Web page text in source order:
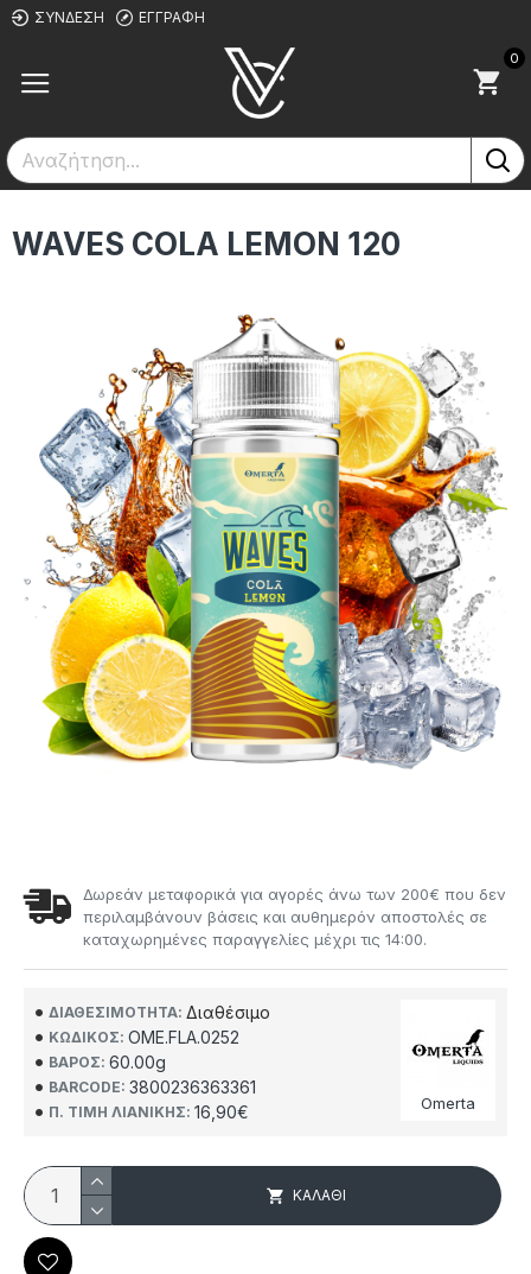
ΣΎΝΔΕΣΗ ΕΓΓΡΑΦΉ
0
WAVES COLA LEMON 120
Δωρεάν μεταφορικά για αγορές άνω των 200€ που δεν
περιλαμβάνουν βάσεις και αυθημερόν αποστολές σε
καταχωρημένες παραγγελίες μέχρι τις 14:00.
ΔΙΑΘΕΣΙΜΌΤΗΤΑ: Διαθέσιμο
ΚΩΔΙΚΌΣ: OME.FLA.0252
ΒΆΡΟΣ: 60.00g
BARCODE: 3800236363361
Π. ΤΙΜΉ ΛΙΑΝΙΚΉΣ: 16,90€ Omerta
ΚΑΛΆΘΙ